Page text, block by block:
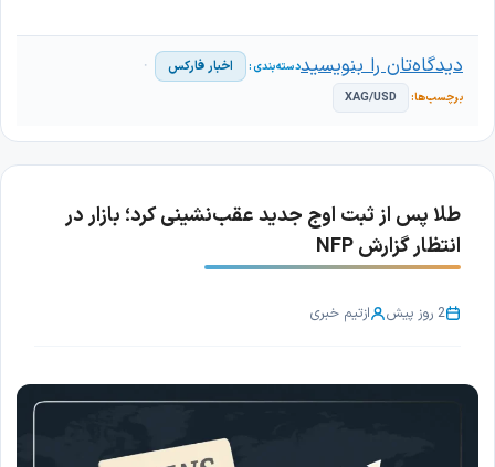
اخبار فارکس
XAG/USD
دیدگاه‌تان را بنویسید
طلا پس از ثبت اوج جدید عقب‌نشینی کرد؛ بازار در
انتظار گزارش NFP
2 روز پیش ازتیم خبری